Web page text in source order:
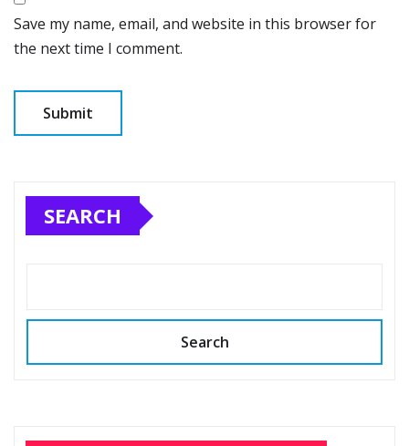
Save my name, email, and website in this browser for
the next time I comment.
SEARCH
Search